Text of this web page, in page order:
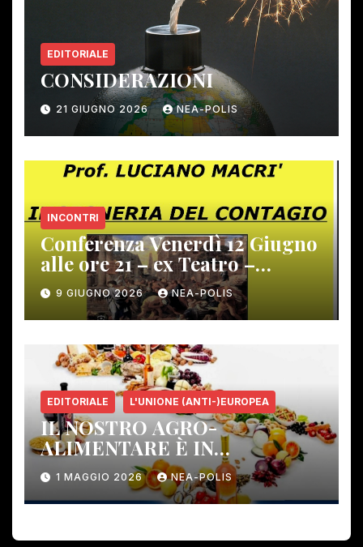
EDITORIALE
CONSIDERAZIONI
21 GIUGNO 2026 NEA-POLIS
INCONTRI
Conferenza Venerdì 12 Giugno
alle ore 21 – ex Teatro –
Gambassi Terme –
9 GIUGNO 2026 NEA-POLIS
EDITORIALE L'UNIONE (ANTI-)EUROPEA
IL NOSTRO AGRO-
ALIMENTARE È IN
PERICOLO!
1 MAGGIO 2026 NEA-POLIS